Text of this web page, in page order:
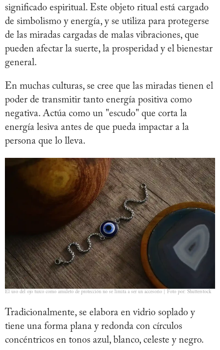
significado espiritual. Este objeto ritual está cargado
de simbolismo y energía, y se utiliza para protegerse
de las miradas cargadas de malas vibraciones, que
pueden afectar la suerte, la prosperidad y el bienestar
general.
En muchas culturas, se cree que las miradas tienen el
poder de transmitir tanto energía positiva como
negativa. Actúa como un "escudo" que corta la
energía lesiva antes de que pueda impactar a la
persona que lo lleva.
El uso del ojo turco como amuleto de protección no se limita a ser un accesorio | Foto por: Shutterstock
Tradicionalmente, se elabora en vidrio soplado y
tiene una forma plana y redonda con círculos
concéntricos en tonos azul, blanco, celeste y negro.